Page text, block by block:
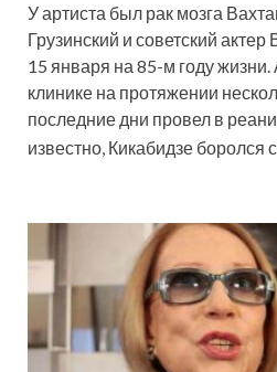
У артиста был рак мозга
Грузинский и советский
15 января на 85-м году жизни.
клинике на протяжении
последние дни провел в
известно, Кикабидзе боролся